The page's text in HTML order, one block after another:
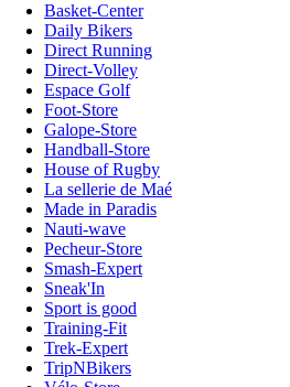
Basket-Center
Daily Bikers
Direct Running
Direct-Volley
Espace Golf
Foot-Store
Galope-Store
Handball-Store
House of Rugby
La sellerie de Maé
Made in Paradis
Nauti-wave
Pecheur-Store
Smash-Expert
Sneak'In
Sport is good
Training-Fit
Trek-Expert
TripNBikers